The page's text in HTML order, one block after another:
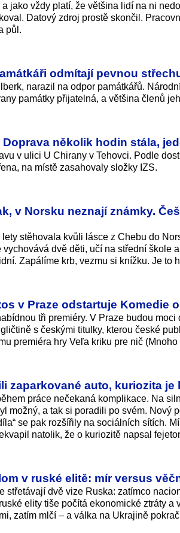
jako vždy platí, že většina lidí na ni
Datový zdroj prostě skončil.
půl.
odmítají pevnou
narazil na odpor památkářů.
památky přijatelná, a většina členů
několik hodin stála,
v ulici U Chirany v Tehovci. Podle
na místě zasahovaly složky IZS.
v Norsku neznají známky.
stěhovala kvůli lásce z Chebu do
dvě děti, učí na střední škole
Zapálíme krb, vezmu si knížku. Je to
v Praze odstartuje Komedie
tři premiéry. V Praze budou moci
s českými titulky, kterou české
premiéra hry Veľa kriku pre nič (Mnoho
zaparkované auto, kuriozita je
práce nečekaná komplikace. Na
možný, a tak si poradili po svém. Nový
se pak rozšířily na sociálních sítích.
natolik, že o kuriozitě napsal
v ruské elitě: mír versus
střetávají dvě vize Ruska: zatímco
elity tiše počítá ekonomické ztráty a
zatím mlčí – a válka na Ukrajině